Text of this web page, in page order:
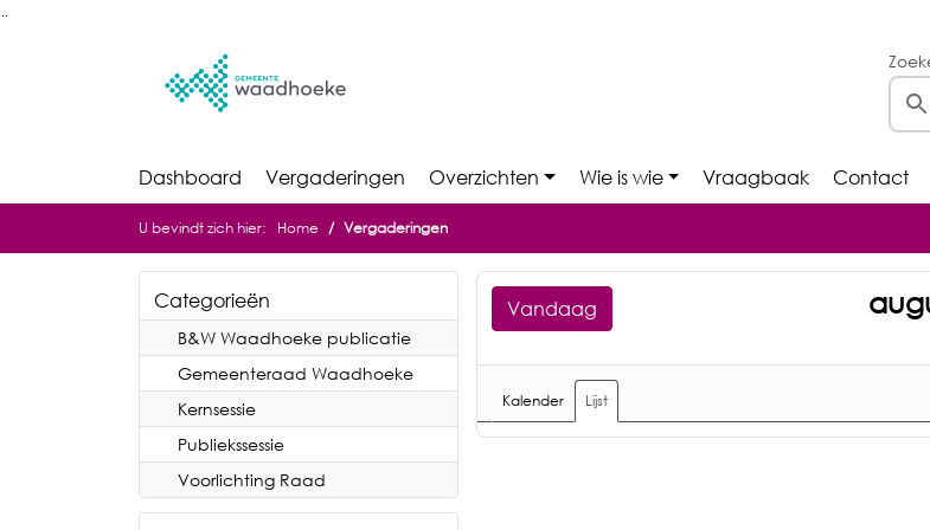
Dashboard Vergaderingen Overzichten Wie is wie Vraagbaak Contact
U bevindt zich hier: Home Vergaderingen
Categorieën
B&W Waadhoeke publicatie
Gemeenteraad Waadhoeke
Kernsessie
Publiekssessie
Voorlichting Raad
Vandaag
Kalender Lijst